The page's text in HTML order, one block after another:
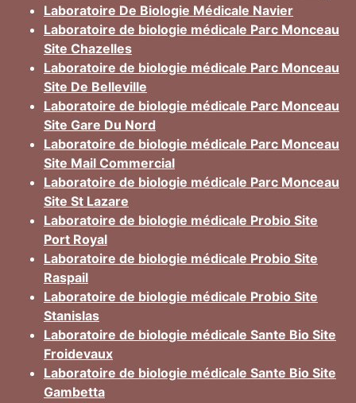
Laboratoire De Biologie Médicale Navier
Laboratoire de biologie médicale Parc Monceau
Site Chazelles
Laboratoire de biologie médicale Parc Monceau
Site De Belleville
Laboratoire de biologie médicale Parc Monceau
Site Gare Du Nord
Laboratoire de biologie médicale Parc Monceau
Site Mail Commercial
Laboratoire de biologie médicale Parc Monceau
Site St Lazare
Laboratoire de biologie médicale Probio Site
Port Royal
Laboratoire de biologie médicale Probio Site
Raspail
Laboratoire de biologie médicale Probio Site
Stanislas
Laboratoire de biologie médicale Sante Bio Site
Froidevaux
Laboratoire de biologie médicale Sante Bio Site
Gambetta